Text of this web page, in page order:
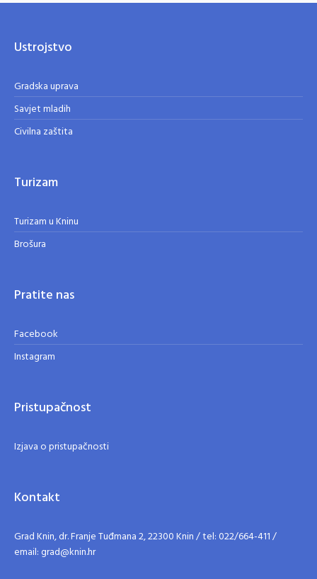
Ustrojstvo
Gradska uprava
Savjet mladih
Civilna zaštita
Turizam
Turizam u Kninu
Brošura
Pratite nas
Facebook
Instagram
Pristupačnost
Izjava o pristupačnosti
Kontakt
Grad Knin, dr. Franje Tuđmana 2, 22300 Knin / tel: 022/664-411 /
email: grad@knin.hr